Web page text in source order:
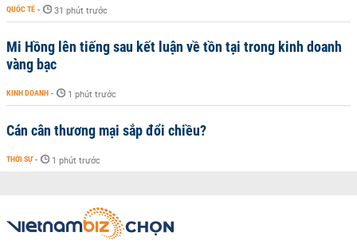
QUỐC TẾ - 31 phút trước
Mi Hồng lên tiếng sau kết luận về tồn tại trong kinh doanh
vàng bạc
KINH DOANH - 1 phút trước
Cán cân thương mại sắp đổi chiều?
THỜI SỰ - 1 phút trước